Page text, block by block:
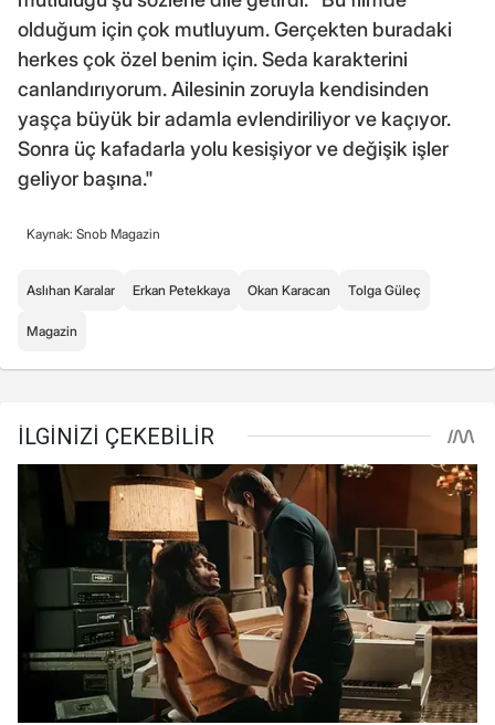
olduğum için çok mutluyum. Gerçekten buradaki
herkes çok özel benim için. Seda karakterini
canlandırıyorum. Ailesinin zoruyla kendisinden
yaşça büyük bir adamla evlendiriliyor ve kaçıyor.
Sonra üç kafadarla yolu kesişiyor ve değişik işler
geliyor başına."
Kaynak: Snob Magazin
Aslıhan Karalar Erkan Petekkaya Okan Karacan Tolga Güleç
Magazin